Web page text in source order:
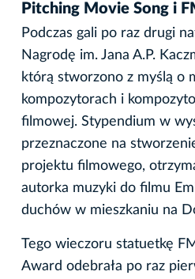
Pitching Movie Song i
Podczas gali po raz drugi
Nagrodę im. Jana A.P.
którą stworzono z myślą o
kompozytorach i
filmowej. Stypendium w
przeznaczone na
projektu filmowego,
autorka muzyki do filmu
duchów w mieszkaniu na
Tego wieczoru statuetkę
Award odebrała po raz